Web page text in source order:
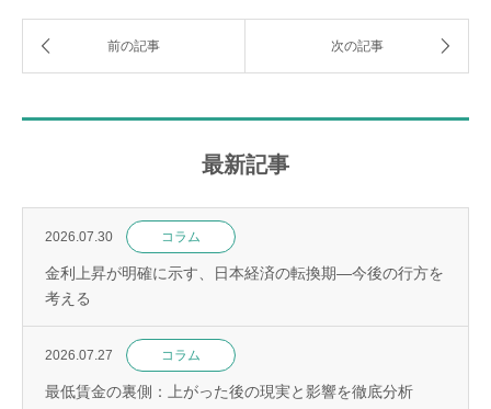
最新記事
2026.07.30 コラム
金利上昇が明確に示す、日本経済の転換期—今後の行方を
考える
2026.07.27 コラム
最低賃金の裏側：上がった後の現実と影響を徹底分析